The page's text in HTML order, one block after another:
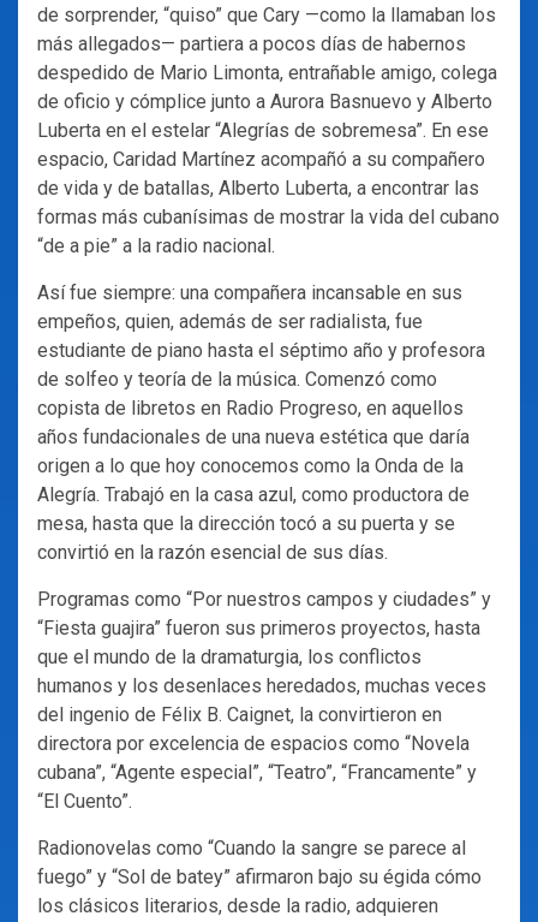
de sorprender, “quiso” que Cary —como la llamaban los
más allegados— partiera a pocos días de habernos
despedido de Mario Limonta, entrañable amigo, colega
de oficio y cómplice junto a Aurora Basnuevo y Alberto
Luberta en el estelar “Alegrías de sobremesa”. En ese
espacio, Caridad Martínez acompañó a su compañero
de vida y de batallas, Alberto Luberta, a encontrar las
formas más cubanísimas de mostrar la vida del cubano
“de a pie” a la radio nacional.
Así fue siempre: una compañera incansable en sus
empeños, quien, además de ser radialista, fue
estudiante de piano hasta el séptimo año y profesora
de solfeo y teoría de la música. Comenzó como
copista de libretos en Radio Progreso, en aquellos
años fundacionales de una nueva estética que daría
origen a lo que hoy conocemos como la Onda de la
Alegría. Trabajó en la casa azul, como productora de
mesa, hasta que la dirección tocó a su puerta y se
convirtió en la razón esencial de sus días.
Programas como “Por nuestros campos y ciudades” y
“Fiesta guajira” fueron sus primeros proyectos, hasta
que el mundo de la dramaturgia, los conflictos
humanos y los desenlaces heredados, muchas veces
del ingenio de Félix B. Caignet, la convirtieron en
directora por excelencia de espacios como “Novela
cubana”, “Agente especial”, “Teatro”, “Francamente” y
“El Cuento”.
Radionovelas como “Cuando la sangre se parece al
fuego” y “Sol de batey” afirmaron bajo su égida cómo
los clásicos literarios, desde la radio, adquieren